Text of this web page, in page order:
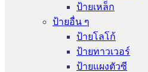
ป้ายเหล็ก
ป้ายอื่น ๆ
ป้ายโลโก้
ป้ายทาวเวอร์
ป้ายแผงตัวซี